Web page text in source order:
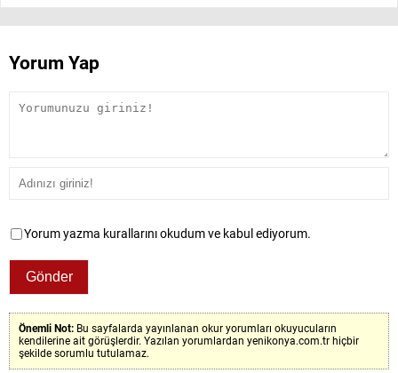
Yorum Yap
Yorum yazma kurallarını okudum ve kabul ediyorum.
Önemli Not: Bu sayfalarda yayınlanan okur yorumları okuyucuların
kendilerine ait görüşlerdir. Yazılan yorumlardan yenikonya.com.tr hiçbir
şekilde sorumlu tutulamaz.